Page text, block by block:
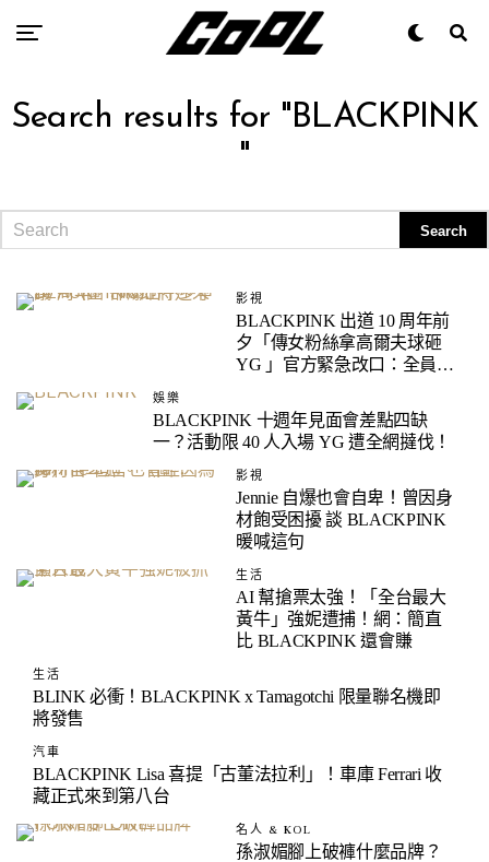
Search results for "BLACKPINK
"
影視
BLACKPINK 出道 10 周年前
夕「傳女粉絲拿高爾夫球砸
YG 」官方緊急改口：全員出
娛樂
BLACKPINK 十週年見面會差點四缺
一？活動限 40 人入場 YG 遭全網撻伐！
影視
Jennie 自爆也會自卑！曾因身
材飽受困擾 談 BLACKPINK
暖喊這句
生活
AI 幫搶票太強！「全台最大
黃牛」強妮遭捕！網：簡直
比 BLACKPINK 還會賺
生活
BLINK 必衝！BLACKPINK x Tamagotchi 限量聯名機即
將發售
汽車
BLACKPINK Lisa 喜提「古董法拉利」！車庫 Ferrari 收
藏正式來到第八台
名人 & KOL
孫淑媚腳上破褲什麼品牌？